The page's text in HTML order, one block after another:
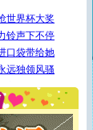
，又不打算给
这样的日子才
年要快乐!天天